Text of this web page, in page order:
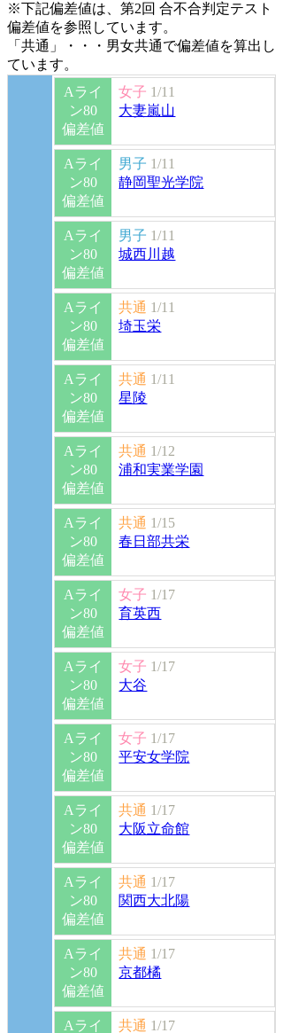
※下記偏差値は、第2回 合不合判定テスト
偏差値を参照しています。
「共通」・・・男女共通で偏差値を算出し
ています。
Aライ
ン80
偏差値
女子 1/11
大妻嵐山
Aライ
ン80
偏差値
男子 1/11
静岡聖光学院
Aライ
ン80
偏差値
男子 1/11
城西川越
Aライ
ン80
偏差値
共通 1/11
埼玉栄
Aライ
ン80
偏差値
共通 1/11
星陵
Aライ
ン80
偏差値
共通 1/12
浦和実業学園
Aライ
ン80
偏差値
共通 1/15
春日部共栄
Aライ
ン80
偏差値
女子 1/17
育英西
Aライ
ン80
偏差値
女子 1/17
大谷
Aライ
ン80
偏差値
女子 1/17
平安女学院
Aライ
ン80
偏差値
共通 1/17
大阪立命館
Aライ
ン80
偏差値
共通 1/17
関西大北陽
Aライ
ン80
偏差値
共通 1/17
京都橘
Aライ 共通 1/17